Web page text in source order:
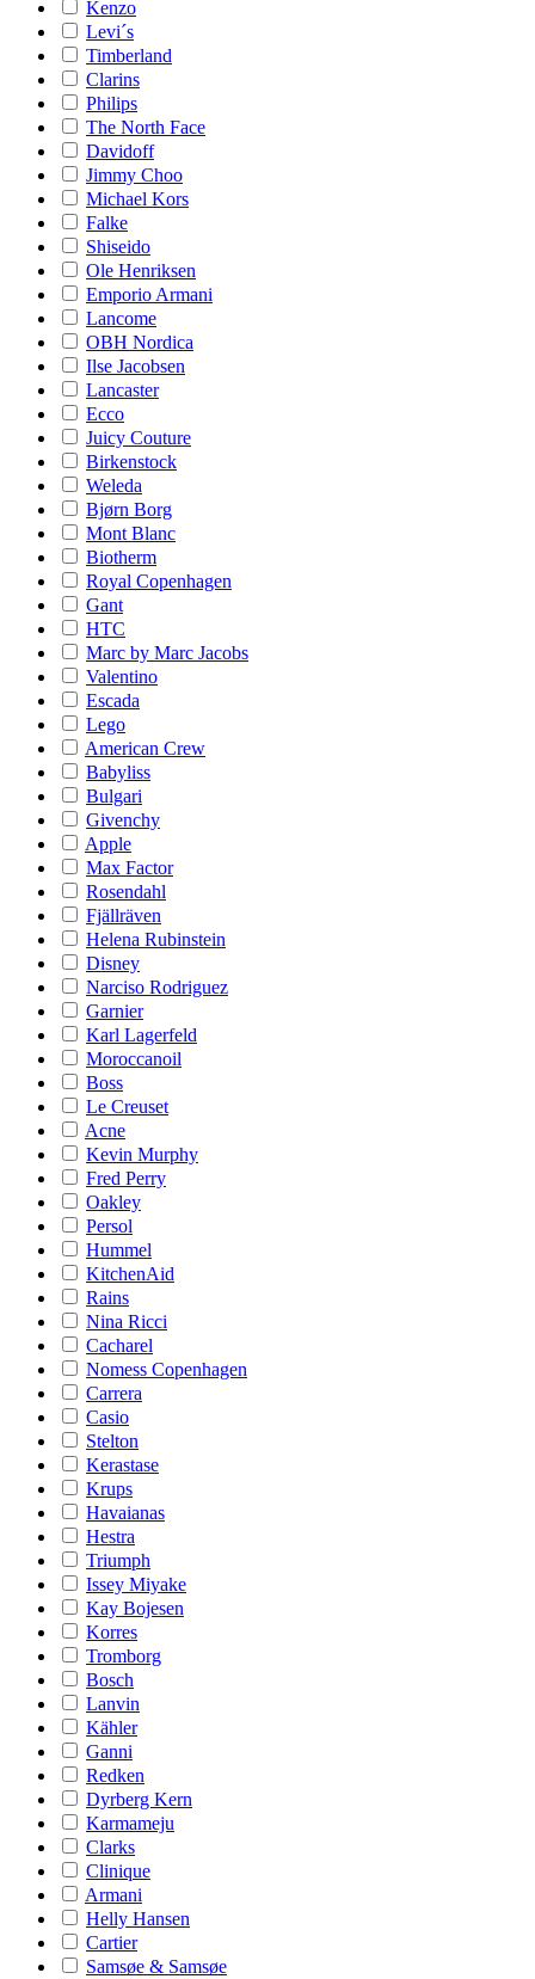
Kenzo
Levi´s
Timberland
Clarins
Philips
The North Face
Davidoff
Jimmy Choo
Michael Kors
Falke
Shiseido
Ole Henriksen
Emporio Armani
Lancome
OBH Nordica
Ilse Jacobsen
Lancaster
Ecco
Juicy Couture
Birkenstock
Weleda
Bjørn Borg
Mont Blanc
Biotherm
Royal Copenhagen
Gant
HTC
Marc by Marc Jacobs
Valentino
Escada
Lego
American Crew
Babyliss
Bulgari
Givenchy
Apple
Max Factor
Rosendahl
Fjällräven
Helena Rubinstein
Disney
Narciso Rodriguez
Garnier
Karl Lagerfeld
Moroccanoil
Boss
Le Creuset
Acne
Kevin Murphy
Fred Perry
Oakley
Persol
Hummel
KitchenAid
Rains
Nina Ricci
Cacharel
Nomess Copenhagen
Carrera
Casio
Stelton
Kerastase
Krups
Havaianas
Hestra
Triumph
Issey Miyake
Kay Bojesen
Korres
Tromborg
Bosch
Lanvin
Kähler
Ganni
Redken
Dyrberg Kern
Karmameju
Clarks
Clinique
Armani
Helly Hansen
Cartier
Samsøe & Samsøe